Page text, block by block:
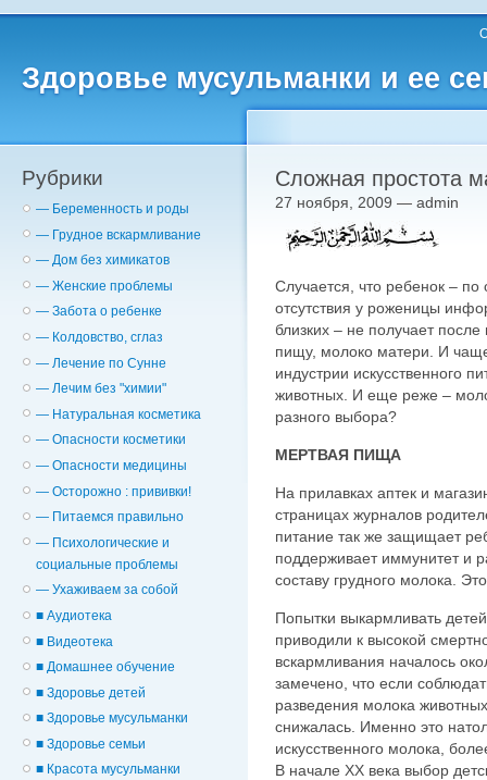
Здоровье мусульманки и ее
Рубрики
— Беременность и роды
— Грудное вскармливание
— Дом без химикатов
— Женские проблемы
— Забота о ребенке
— Колдовство, сглаз
— Лечение по Сунне
— Лечим без "химии"
— Натуральная косметика
— Опасности косметики
— Опасности медицины
— Осторожно : прививки!
— Питаемся правильно
— Психологические и
cоциальные проблемы
— Ухаживаем за собой
■ Аудиотека
■ Видеотека
■ Домашнее обучение
■ Здоровье детей
■ Здоровье мусульманки
■ Здоровье семьи
■ Красота мусульманки
Сложная простота
27 ноября, 2009 — admin
Случается, что ребенок –
отсутствия у роженицы
близких – не получает
пищу, молоко матери. И
индустрии искусственного
животных. И еще реже –
разного выбора?
МЕРТВАЯ ПИЩА
На прилавках аптек и
страницах журналов
питание так же защищает
поддерживает иммунитет и
составу грудного молока.
Попытки выкармливать
приводили к высокой
вскармливания началось
замечено, что если
разведения молока
снижалась. Именно это
искусственного молока,
В начале ХХ века выбор